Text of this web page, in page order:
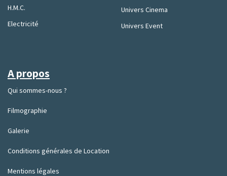
A propos
Qui sommes-nous ?
Filmographie
Galerie
Conditions générales de Location
Mentions légales
Univers Cinema
Univers Event
H.M.C.
Electricité